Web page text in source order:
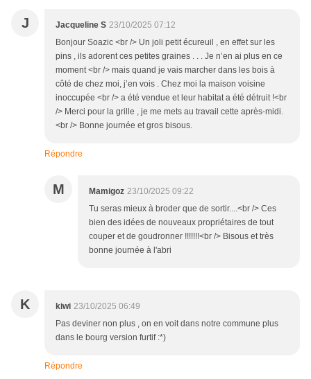
J Jacqueline S 23/10/2025 07:12
Bonjour Soazic <br /> Un joli petit écureuil , en effet sur les
pins , ils adorent ces petites graines . . . Je n’en ai plus en ce
moment <br /> mais quand je vais marcher dans les bois à
côté de chez moi, j’en vois . Chez moi la maison voisine
inoccupée <br /> a été vendue et leur habitat a été détruit !<br
/> Merci pour la grille , je me mets au travail cette après-midi.
<br /> Bonne journée et gros bisous.
Répondre
M Mamigoz 23/10/2025 09:22
Tu seras mieux à broder que de sortir....<br /> Ces
bien des idées de nouveaux propriétaires de tout
couper et de goudronner !!!!!!!<br /> Bisous et très
bonne journée à l'abri
K kiwi 23/10/2025 06:49
Pas deviner non plus , on en voit dans notre commune plus
dans le bourg version furtif :*)
Répondre